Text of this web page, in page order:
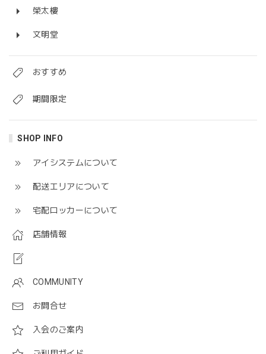
榮太樓
文明堂
おすすめ
期間限定
SHOP INFO
アイシステムについて
配送エリアについて
宅配ロッカーについて
店舗情報
COMMUNITY
お問合せ
入会のご案内